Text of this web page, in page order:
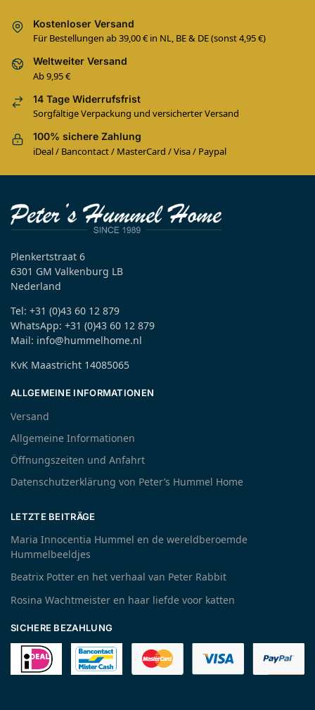
Kostenloser Versand
Für Bestellungen ab 39,00 € in NL, BE & DE (sonst 4,95 €)
Weltweiter Versand
Ab 9,95 €
14 Tage Widerrufsfrist
Sorgfältige Verpackung und versicherter Versand
100% sichere Zahlung
iDeal / Bancontact / MasterCard / Visa / Paypal
Plenkertstraat 6
6301 GM Valkenburg LB
Nederland
Tel: +31 (0)43 60 12 879
WhatsApp: +31 (0)43 60 12 879
Mail: info@hummelhome.nl
KvK Maastricht 14085065
ALLGEMEINE INFORMATIONEN
Versand
Allgemeine Informationen
Öffnungszeiten und Anfahrt
Datenschutzerklärung von Peter’s Hummel Home
LETZTE BEITRÄGE
Maria Innocentia Hummel en de wereldberoemde
Hummelbeeldjes
Beatrix Potter en het verhaal van Peter Rabbit
Rosina Wachtmeister en haar liefde voor katten
SICHERE BEZAHLUNG